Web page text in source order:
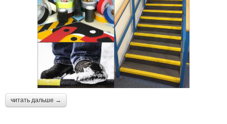
читать дальше →